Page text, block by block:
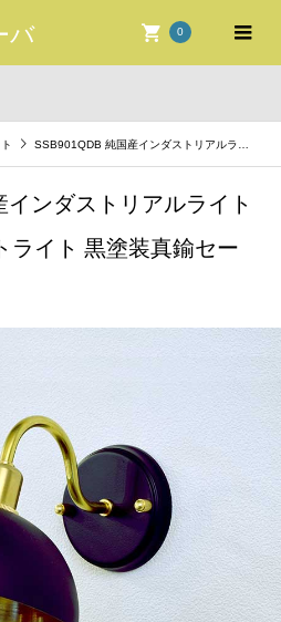
バ 0
SSB901QDB 純国産インダストリアルライト 真鍮生地ブラケットライト 黒塗装真鍮セード シバタ照明
インダストリアルライト
ライト 黒塗装真鍮セー